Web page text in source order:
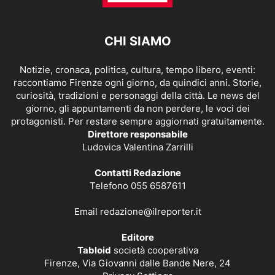
CHI SIAMO
Notizie, cronaca, politica, cultura, tempo libero, eventi:
raccontiamo Firenze ogni giorno, da quindici anni. Storie,
curiosità, tradizioni e personaggi della città. Le news del
giorno, gli appuntamenti da non perdere, le voci dei
protagonisti. Per restare sempre aggiornati gratuitamente.
Direttore responsabile
Ludovica Valentina Zarrilli
Contatti Redazione
Telefono 055 6587611
Email redazione@ilreporter.it
Editore
Tabloid società cooperativa
Firenze, Via Giovanni dalle Bande Nere, 24